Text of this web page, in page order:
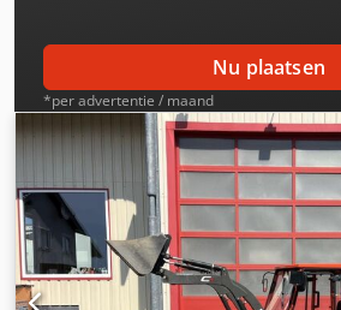
de colofon).
Nu plaatsen
*per advertentie / maand